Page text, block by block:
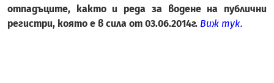
отпадъците, както и реда за водене на публични
регистри, която е в сила от 03.06.2014г. Виж тук.